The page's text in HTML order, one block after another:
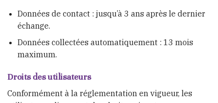
Données de contact : jusqu’à 3 ans après le dernier
échange.
Données collectées automatiquement : 13 mois
maximum.
Droits des utilisateurs
Conformément à la réglementation en vigueur, les